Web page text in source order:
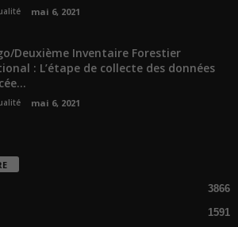
mai 6, 2021
Deuxième Inventaire Forestier
: L’étape de collecte des données
mai 6, 2021
3866
1591